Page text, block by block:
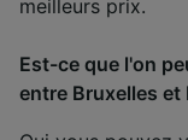
meilleurs prix.
Est-ce que l'on
entre Bruxelles et